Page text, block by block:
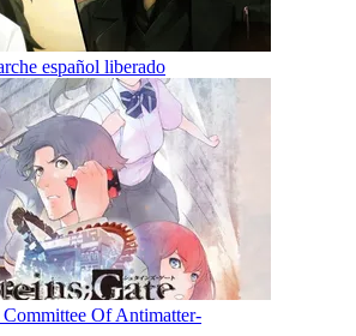
español liberado
Committee Of Antimatter-